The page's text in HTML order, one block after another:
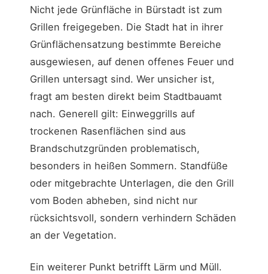
Nicht jede Grünfläche in Bürstadt ist zum
Grillen freigegeben. Die Stadt hat in ihrer
Grünflächensatzung bestimmte Bereiche
ausgewiesen, auf denen offenes Feuer und
Grillen untersagt sind. Wer unsicher ist,
fragt am besten direkt beim Stadtbauamt
nach. Generell gilt: Einweggrills auf
trockenen Rasenflächen sind aus
Brandschutzgründen problematisch,
besonders in heißen Sommern. Standfüße
oder mitgebrachte Unterlagen, die den Grill
vom Boden abheben, sind nicht nur
rücksichtsvoll, sondern verhindern Schäden
an der Vegetation.
Ein weiterer Punkt betrifft Lärm und Müll.